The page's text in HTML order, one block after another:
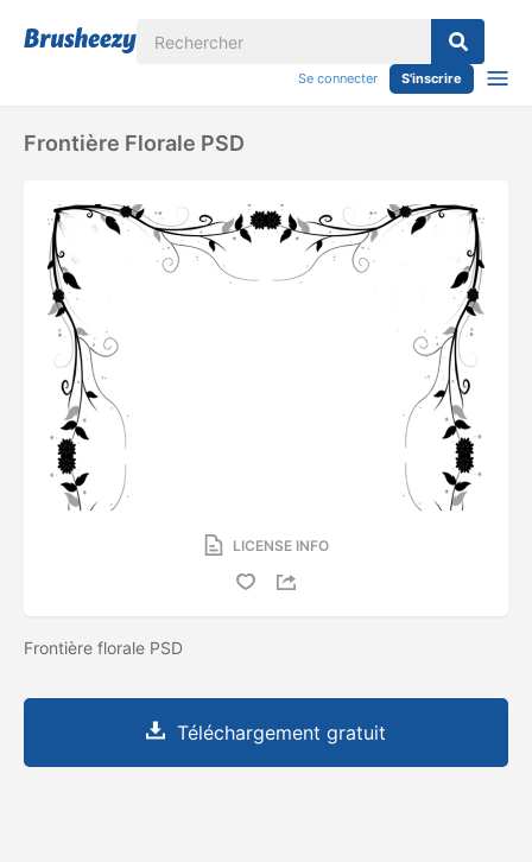
Se connecter S'inscrire
Frontière Florale PSD
LICENSE INFO
Frontière florale PSD
Téléchargement gratuit